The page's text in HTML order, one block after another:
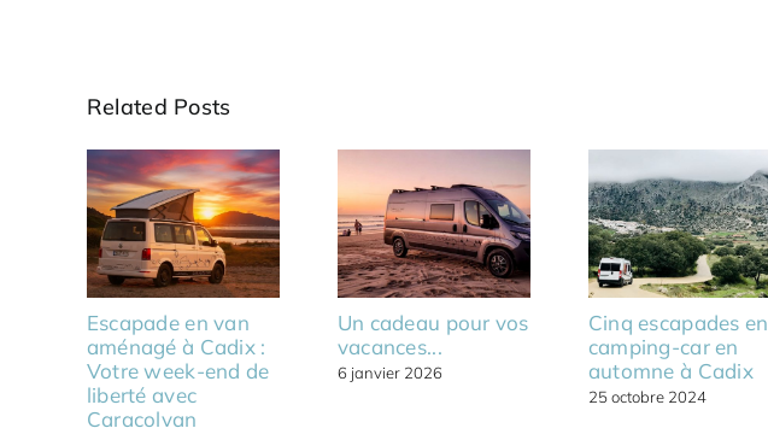
Related Posts
Escapade en van
aménagé à Cadix :
Votre week-end de
liberté avec
Caracolvan
Un cadeau pour vos
vacances...
6 janvier 2026
Cinq escapades en
camping-car en
automne à Cadix
25 octobre 2024